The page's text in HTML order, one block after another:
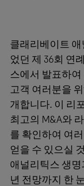
클래리베이트 애
었던 제 36회 연
스에서 발표하
고객 여러분을
개합니다. 이 리
최고의 M&A와
를 확인하여 여
얻을 수 있으실
애널리틱스 생
년 전망까지 한